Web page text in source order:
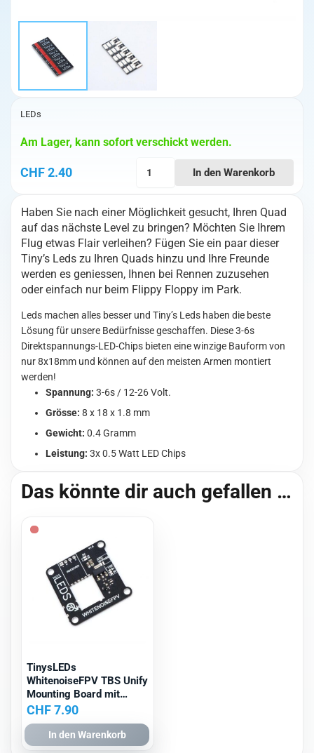
LEDs
CHF2.40
Am Lager, kann sofort verschickt werden.
Rot
(1Stk)
Menge
In den Warenkorb
Haben Sie nach einer Möglichkeit gesucht, Ihren Quad
auf das nächste Level zu bringen? Möchten Sie Ihrem
Flug etwas Flair verleihen? Fügen Sie ein paar dieser
Tiny’s Leds zu Ihren Quads hinzu und Ihre Freunde
werden es geniessen, Ihnen bei Rennen zuzusehen
oder einfach nur beim Flippy Floppy im Park.
Leds machen alles besser und Tiny’s Leds haben die beste
Lösung für unsere Bedürfnisse geschaffen. Diese 3-6s
Direktspannungs-LED-Chips bieten eine winzige Bauform von
nur 8x18mm und können auf den meisten Armen montiert
werden!
Spannung: 3-6s / 12-26 Volt.
Grösse:8 x 18 x 1.8 mm
Gewicht: 0.4 Gramm
Leistung: 3x 0.5 Watt LED Chips
Das könnte dir auch gefallen …
TinysLEDs
WhitenoiseFPV TBS Unify
Mounting Board mit
RealPit
CHF7.90
In den Warenkorb